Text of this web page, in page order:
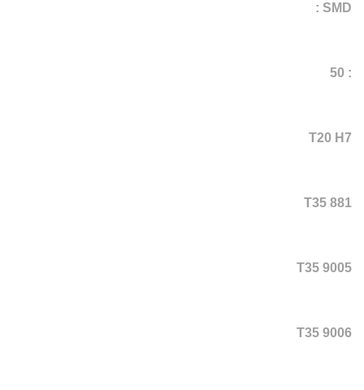
SMD :
: 50
T20 H7
T35 881
T35 9005
T35 9006